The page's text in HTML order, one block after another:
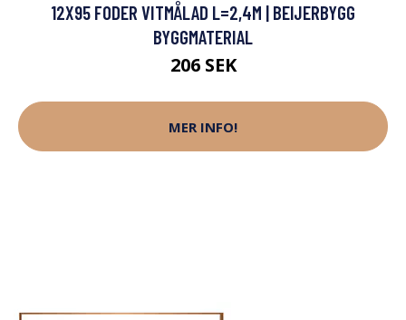
12X95 FODER VITMÅLAD L=2,4M | BEIJERBYGG
BYGGMATERIAL
206 SEK
MER INFO!